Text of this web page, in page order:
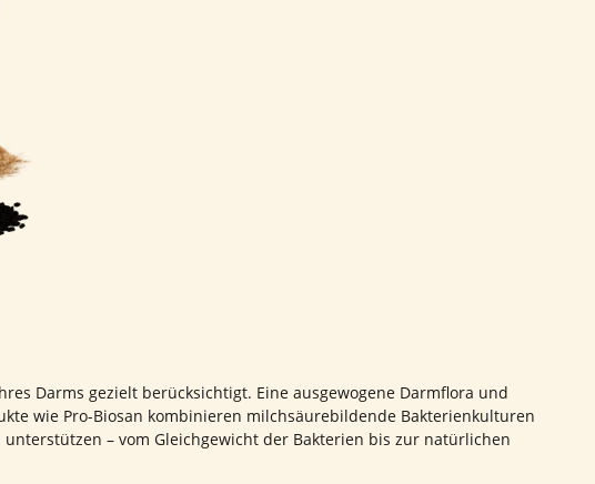
Darms gezielt berücksichtigt. Eine ausgewogene Darmflora und
wie Pro-Biosan kombinieren milchsäurebildende Bakterienkulturen
– vom Gleichgewicht der Bakterien bis zur natürlichen